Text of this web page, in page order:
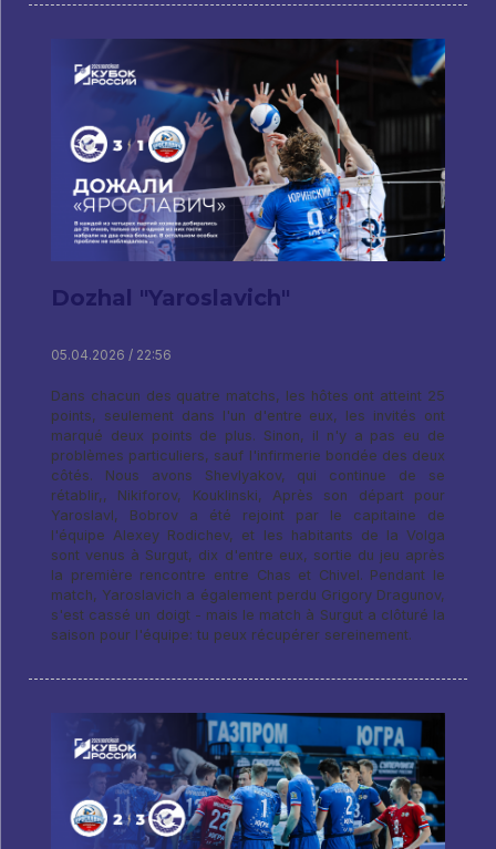
Dozhal "Yaroslavich"
05.04.2026 / 22:56
Dans chacun des quatre matchs, les hôtes ont atteint 25
points, seulement dans l'un d'entre eux, les invités ont
marqué deux points de plus. Sinon, il n'y a pas eu de
problèmes particuliers, sauf l'infirmerie bondée des deux
côtés. Nous avons Shevlyakov, qui continue de se
rétablir,, Nikiforov, Kouklinski, Après son départ pour
Yaroslavl, Bobrov a été rejoint par le capitaine de
l'équipe Alexey Rodichev, et les habitants de la Volga
sont venus à Surgut, dix d'entre eux, sortie du jeu après
la première rencontre entre Chas et Chivel. Pendant le
match, Yaroslavich a également perdu Grigory Dragunov,
s'est cassé un doigt - mais le match à Surgut a clôturé la
saison pour l'équipe: tu peux récupérer sereinement.